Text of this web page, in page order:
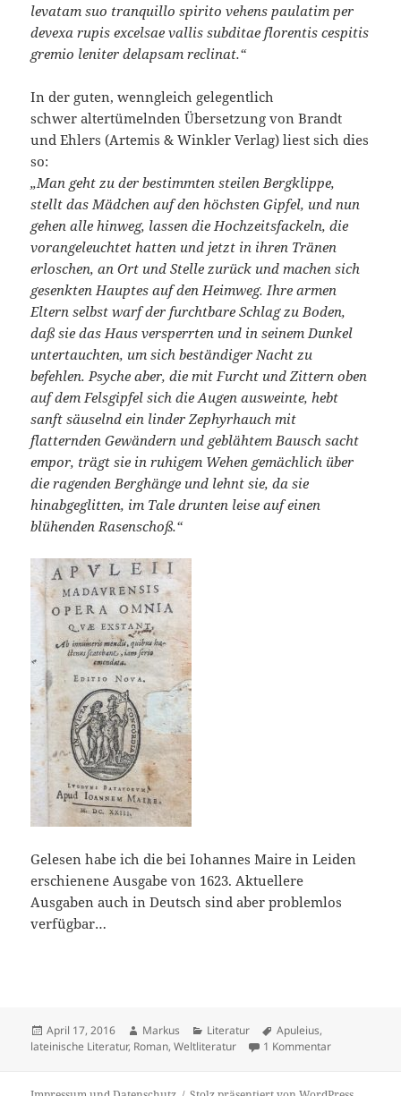
levatam suo tranquillo spirito vehens paulatim per
devexa rupis excelsae vallis subditae florentis cespitis
gremio leniter delapsam reclinat.“
In der guten, wenngleich gelegentlich
schwer altertümelnden Übersetzung von Brandt
und Ehlers (Artemis & Winkler Verlag) liest sich dies
so:
„Man geht zu der bestimmten steilen Bergklippe,
stellt das Mädchen auf den höchsten Gipfel, und nun
gehen alle hinweg, lassen die Hochzeitsfackeln, die
vorangeleuchtet hatten und jetzt in ihren Tränen
erloschen, an Ort und Stelle zurück und machen sich
gesenkten Hauptes auf den Heimweg. Ihre armen
Eltern selbst warf der furchtbare Schlag zu Boden,
daß sie das Haus versperrten und in seinem Dunkel
untertauchten, um sich beständiger Nacht zu
befehlen. Psyche aber, die mit Furcht und Zittern oben
auf dem Felsgipfel sich die Augen ausweinte, hebt
sanft säuselnd ein linder Zephyrhauch mit
flatternden Gewändern und geblähtem Bausch sacht
empor, trägt sie in ruhigem Wehen gemächlich über
die ragenden Berghänge und lehnt sie, da sie
hinabgeglitten, im Tale drunten leise auf einen
blühenden Rasenschoß.“
Gelesen habe ich die bei Iohannes Maire in Leiden
erschienene Ausgabe von 1623. Aktuellere
Ausgaben auch in Deutsch sind aber problemlos
verfügbar…
Veröffentlicht
am
April 17, 2016 Autor
Markus Kategorien
Literatur Schlagwörter
Apuleius,
lateinische Literatur, Roman,Weltliteratur 1 Kommentarzu